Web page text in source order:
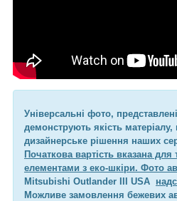
Універсальні фото,
демонструють якість матеріалу,
дизайнерське рішення наших
Початкова вартість вказана для
елементами з еко-шкіри. Фото
Mitsubishi Outlander III USA
Можливе замовлення бежевих